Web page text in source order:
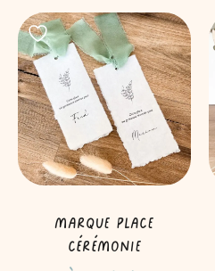
Marque place
cérémonie
Ce
produit
a
plusieurs
variations.
Les
options
peuvent
choisies
sur